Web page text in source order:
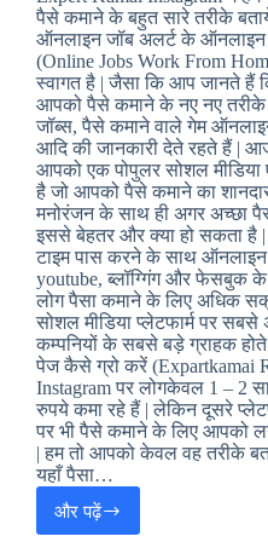
पैसे कमाने के बहुत सारे तरीके
ऑनलाइन जॉब अलर्ट के ऑनलाइन
(Online Jobs Work From
स्वागत है | जैसा कि आप जानते हैं
आपको पैसे कमाने के नए नए तरीके
जॉब्स, पैसे कमाने वाले गेम
आदि की जानकारी देते रहते हैं |
आपको एक पोपुलर सोशल मीडिया
है जो आपको पैसे कमाने का शानदार
मनोरंजन के साथ ही अगर अच्छा
इससे बेहतर और क्या हो सकता है |
टाइम पास करने के साथ
youtube, ब्लॉग्गिंग और फेसबुक के
लोग पैसा कमाने के लिए अधिक
सोशल मीडिया प्लेटफार्म पर सबसे
कम्पनियों के सबसे बड़े ग्राहक
पेज कैसे ग्रो करें (Expartkamai
Instagram पर लोगकेवल 1 – 2
रुपये कमा रहे हैं | लेकिन दूसरे
पर भी पैसे कमाने के लिए आपको
| हम तो आपको केवल वह तरीके
यहाँ पैसा…
और पढ़ेंInstagram